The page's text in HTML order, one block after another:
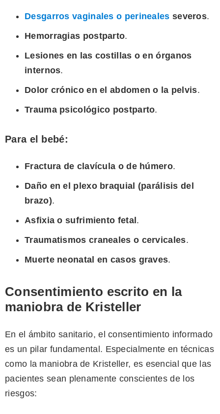
Desgarros vaginales o perineales severos.
Hemorragias postparto.
Lesiones en las costillas o en órganos
internos.
Dolor crónico en el abdomen o la pelvis.
Trauma psicológico postparto.
Para el bebé:
Fractura de clavícula o de húmero.
Daño en el plexo braquial (parálisis del
brazo).
Asfixia o sufrimiento fetal .
Traumatismos craneales o cervicales.
Muerte neonatal en casos graves.
Consentimiento escrito en la
maniobra de Kristeller
En el ámbito sanitario, el consentimiento informado
es un pilar fundamental. Especialmente en técnicas
como la maniobra de Kristeller, es esencial que las
pacientes sean plenamente conscientes de los
riesgos: